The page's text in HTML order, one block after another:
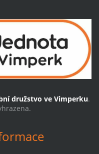
družstvo ve Vimperku.